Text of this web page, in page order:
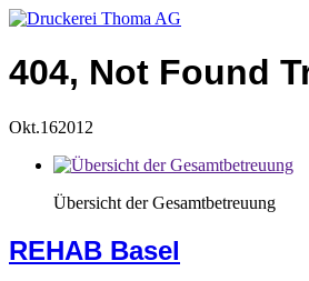
404, Not Found
Okt.162012
Übersicht der Gesamtbetreuung
REHAB Basel